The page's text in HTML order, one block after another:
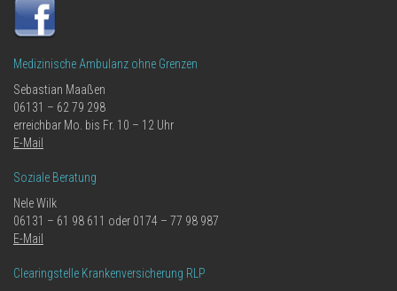
Medizinische Ambulanz ohne Grenzen
Sebastian Maaßen
06131 – 62 79 298
erreichbar Mo. bis Fr. 10 – 12 Uhr
E-Mail
Soziale Beratung
Nele Wilk
06131 – 61 98 611 oder 0174 – 77 98 987
E-Mail
Clearingstelle Krankenversicherung RLP